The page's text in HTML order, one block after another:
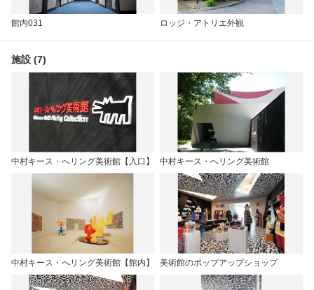
館内031 ロッジ・アトリエ外観
施設 (7)
中村キース・へリング美術館【入口】 中村キース・へリング美術館
中村キース・へリング美術館【館内】 美術館のポップアップショップ